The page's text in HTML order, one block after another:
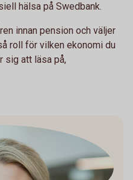
hälsa på Swedbank.
innan pension och väljer
roll för vilken ekonomi du
sig att läsa på,